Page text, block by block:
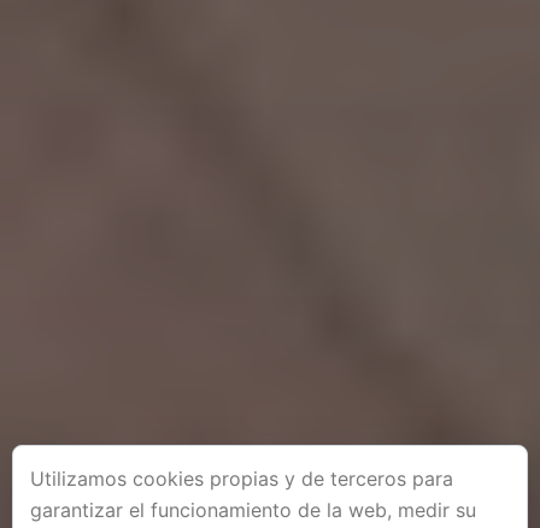
Utilizamos cookies propias y de terceros para
garantizar el funcionamiento de la web, medir su